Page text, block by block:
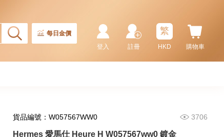
每日金價
購物車
繁
HKD
註冊
登入
貨品編號：W057567WW0 3706
Hermes 愛馬仕 Heure H W057567ww0 鍍金
Rolex 勞力士 格林尼治型 Ii Gmt-
Master Ii 126710blnr-0002 精鋼